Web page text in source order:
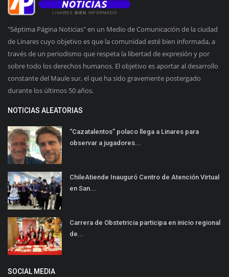
"Séptima Página Noticias" en un Medio de Comunicación de la ciudad
de Linares cuyo objetivo es que la comunidad esté bien informada, a
través de un periodismo que respeta la libertad de expresión y por
sobre todo los derechos humanos. El objetivo es aportar al desarrollo
constante del Maule sur, el que ha sido gravemente postergado
durante los últimos 50 años.
NOTICIAS ALEATORIAS
“Cazatalentos” polaco llega a Linares para
observar a jugadores...
ChileAtiende Inauguró Centro de Atención Virtual
en San...
Carrera de Obstetricia participa en inicio regional
de...
SOCIAL MEDIA